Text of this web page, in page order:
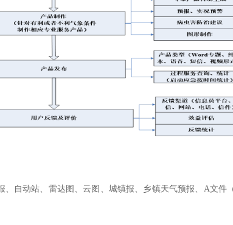
、自动站、雷达图、云图、城镇报、乡镇天气预报、A文件